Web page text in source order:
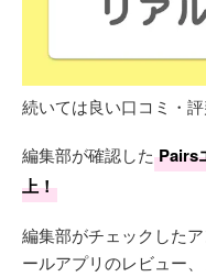
続いては良い口コミ・評
編集部が確認した Pairs
上！
編集部がチェックした
ールアプリのレビュー